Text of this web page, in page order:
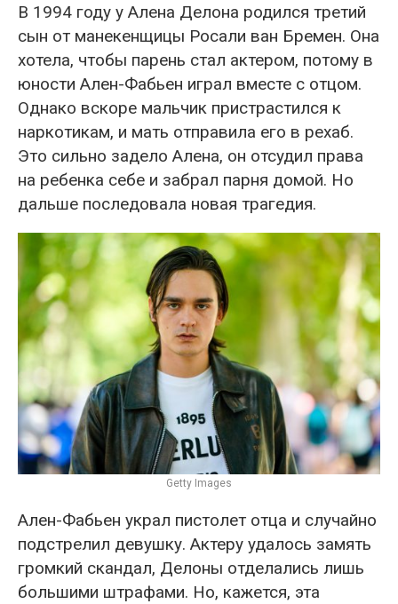
В 1994 году у Алена Делона родился третий
сын от манекенщицы Росали ван Бремен. Она
хотела, чтобы парень стал актером, потому в
юности Ален-Фабьен играл вместе с отцом.
Однако вскоре мальчик пристрастился к
наркотикам, и мать отправила его в рехаб.
Это сильно задело Алена, он отсудил права
на ребенка себе и забрал парня домой. Но
дальше последовала новая трагедия.
Getty Images
Ален-Фабьен украл пистолет отца и случайно
подстрелил девушку. Актеру удалось замять
громкий скандал, Делоны отделались лишь
большими штрафами. Но, кажется, эта